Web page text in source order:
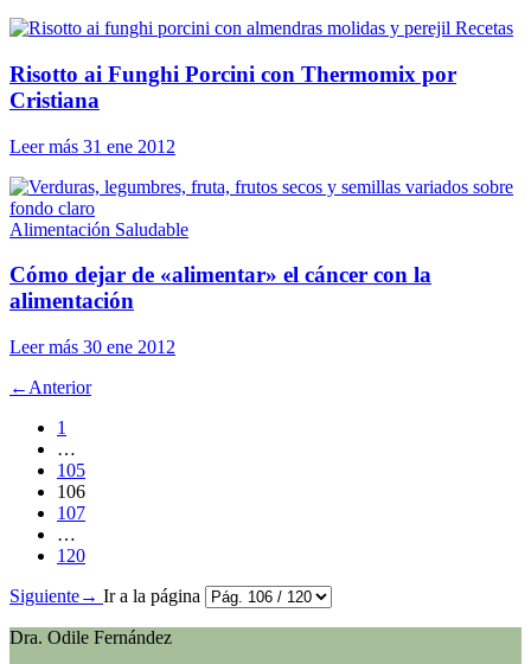
Recetas
Risotto ai Funghi Porcini con Thermomix por
Cristiana
Leer más 31 ene 2012
Alimentación Saludable
Cómo dejar de «alimentar» el cáncer con la
alimentación
Leer más 30 ene 2012
← Anterior
1
…
105
106
107
…
120
Siguiente→ Ir a la página
Dra. Odile Fernández